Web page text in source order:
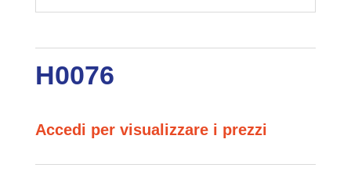
H0076
Accedi per visualizzare i prezzi